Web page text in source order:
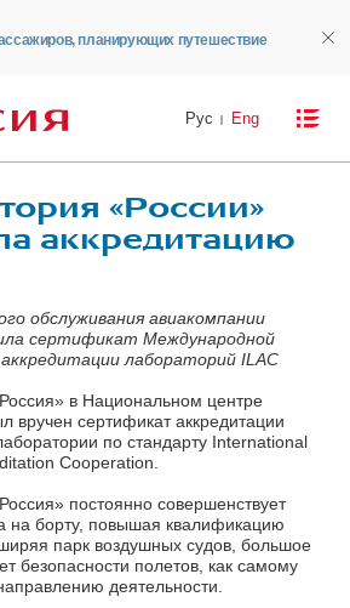
планирующих путешествие
Рус Eng
«России»
аккредитацию
обслуживания авиакомпании
сертификат Международной
лабораторий ILAC
в Национальном центре
вручен сертификат аккредитации
по стандарту International
Cooperation.
постоянно совершенствует
на борту, повышая квалификацию
парк воздушных судов, большое
безопасности полетов, как самому
деятельности.